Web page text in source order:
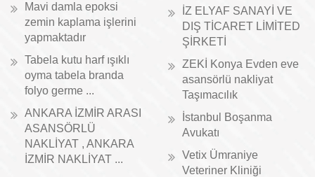
Mavi damla epoksi
zemin kaplama işlerini
yapmaktadır
Tabela kutu harf ışıklı
oyma tabela branda
folyo germe ...
ANKARA İZMİR ARASI
ASANSÖRLÜ
NAKLİYAT , ANKARA
İZMİR NAKLİYAT ...
İZ ELYAF SANAYİ VE
DIŞ TİCARET LİMİTED
ŞİRKETİ
ZEKİ Konya Evden eve
asansörlü nakliyat
Taşımacılık
İstanbul Boşanma
Avukatı
Vetix Ümraniye
Veteriner Kliniği